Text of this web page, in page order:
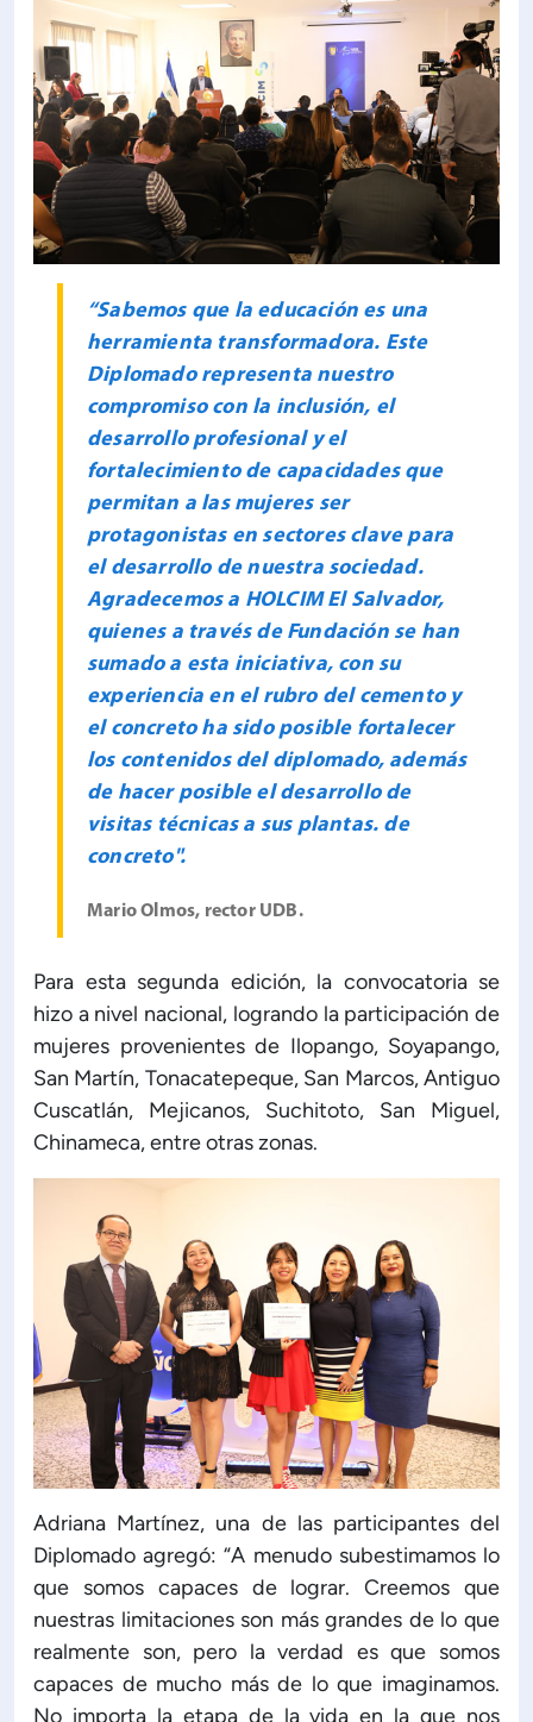
“Sabemos que la educación es una
herramienta transformadora. Este
Diplomado representa nuestro
compromiso con la inclusión, el
desarrollo profesional y el
fortalecimiento de capacidades que
permitan a las mujeres ser
protagonistas en sectores clave para
el desarrollo de nuestra sociedad.
Agradecemos a HOLCIM El Salvador,
quienes a través de Fundación se han
sumado a esta iniciativa, con su
experiencia en el rubro del cemento y
el concreto ha sido posible fortalecer
los contenidos del diplomado, además
de hacer posible el desarrollo de
visitas técnicas a sus plantas. de
concreto".
Mario Olmos, rector UDB.
Para esta segunda edición, la convocatoria se
hizo a nivel nacional, logrando la participación de
mujeres provenientes de Ilopango, Soyapango,
San Martín, Tonacatepeque, San Marcos, Antiguo
Cuscatlán, Mejicanos, Suchitoto, San Miguel,
Chinameca, entre otras zonas.
Adriana Martínez, una de las participantes del
Diplomado agregó: “A menudo subestimamos lo
que somos capaces de lograr. Creemos que
nuestras limitaciones son más grandes de lo que
realmente son, pero la verdad es que somos
capaces de mucho más de lo que imaginamos.
No importa la etapa de la vida en la que nos